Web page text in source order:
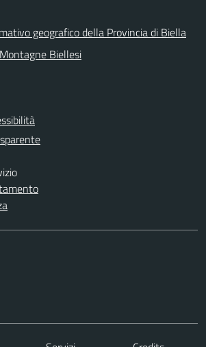
geografico della Provincia di Biella
Biellesi